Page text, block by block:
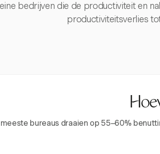
bedrijven die de productiviteit en
productiviteitsverlies
meeste bureaus draaien op 55–60%